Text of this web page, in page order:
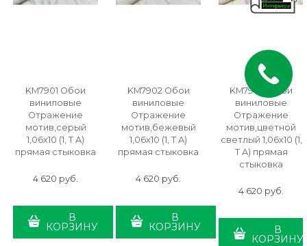
KM7901 Обои
виниловые
Отражение
мотив,серый
1,06х10 (1, Т A)
прямая стыковка
4 620 руб.
В
КОРЗИНУ
KM7902 Обои
виниловые
Отражение
мотив,бежевый
1,06х10 (1, Т A)
прямая стыковка
4 620 руб.
В
КОРЗИНУ
KM7903 Обои
виниловые
Отражение
мотив,цветной
светлый 1,06х10 (1,
Т A) прямая
стыковка
4 620 руб.
В
КОРЗИНУ